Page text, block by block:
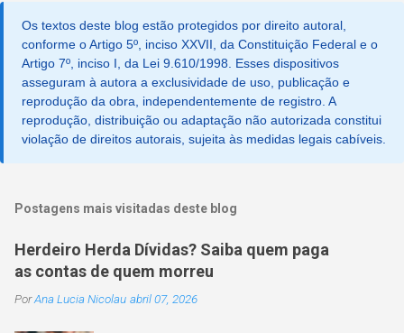
r
u
m
c
m
e
n
i
Os textos deste blog estão protegidos por direito autoral,
conforme o Artigo 5º, inciso XXVII, da Constituição Federal e o
Artigo 7º, inciso I, da Lei 9.610/1998. Esses dispositivos
asseguram à autora a exclusividade de uso, publicação e
reprodução da obra, independentemente de registro. A
reprodução, distribuição ou adaptação não autorizada constitui
violação de direitos autorais, sujeita às medidas legais cabíveis.
Postagens mais visitadas deste blog
Herdeiro Herda Dívidas? Saiba quem paga
as contas de quem morreu
PorAna Lucia Nicolau abril 07, 2026